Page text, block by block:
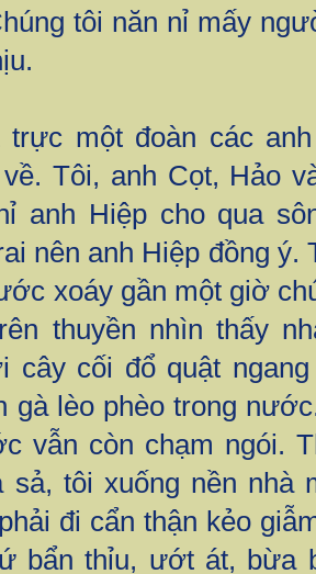
tôi năn nỉ mấy
trực một đoàn các
Tôi, anh Cọt, Hảo
anh Hiệp cho qua
nên anh Hiệp đồng ý.
xoáy gần một giờ
thuyền nhìn thấy
cây cối đổ quật
gà lèo phèo trong
vẫn còn chạm ngói.
sả, tôi xuống nền nhà
đi cẩn thận kẻo
bẩn thỉu, ướt át, bừa